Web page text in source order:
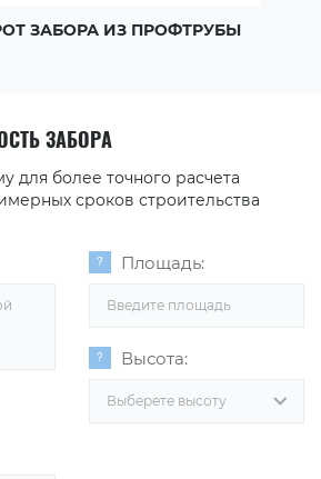
ЗАБОРА ИЗ ПРОФТРУБЫ
ЗАБОРА
для более точного расчета
сроков строительства
Площадь:
Высота:
Выберете высоту